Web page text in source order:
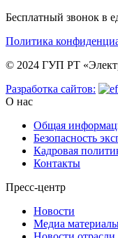
Бесплатный звонок в
Политика
© 2024 ГУП РТ
Разработка сайтов:
О нас
Общая
Безопасность
Кадровая
Контакты
Пресс-центр
Новости
Медиа